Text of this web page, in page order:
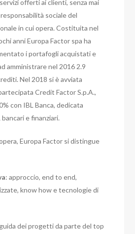
offerti ai clienti, senza mai
sociale del
in cui opera. Costituita nel
anni Europa Factor spa ha
i portafogli acquistati e
amministrare nel 2016 2.9
Nel 2018 si è avviata
Credit Factor S.p.A.,
con IBL Banca, dedicata
bancari e finanziari.
Europa Factor si distingue
: approccio, end to end,
know how e tecnologie di
dei progetti da parte del top